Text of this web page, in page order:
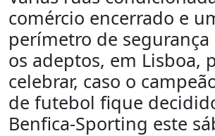
comércio encerrado e
perímetro de segurança
os adeptos, em Lisboa,
celebrar, caso o
de futebol fique
Benfica-Sporting este